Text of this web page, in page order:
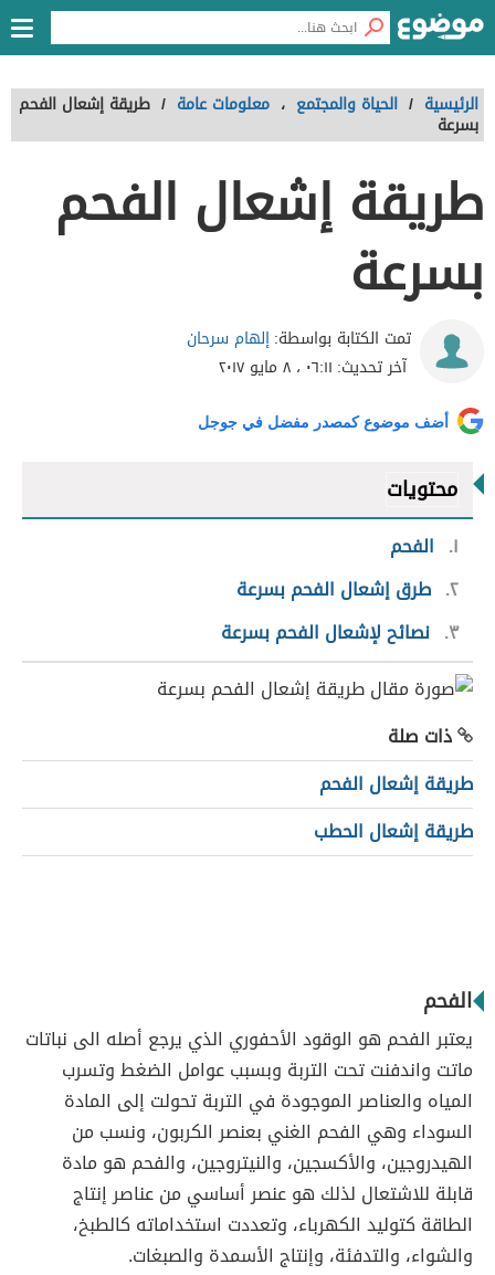
الرئيسية / الحياة والمجتمع ، معلومات عامة / طريقة إشعال الفحم
بسرعة
طريقة إشعال الفحم
بسرعة
تمت الكتابة بواسطة:إلهام سرحان
آخر تحديث: ٠٦:١١ ، ٨ مايو ٢٠١٧
أضف موضوع كمصدر مفضل في جوجل
محتويات
١
الفحم
٢ طرق إشعال الفحم بسرعة
٣ نصائح لإشعال الفحم بسرعة
ذات صلة
طريقة إشعال الفحم
طريقة إشعال الحطب
الفحم
يعتبر الفحم هو الوقود الأحفوري الذي يرجع أصله الى نباتات
ماتت واندفنت تحت التربة وبسبب عوامل الضغط وتسرب
المياه والعناصر الموجودة في التربة تحولت إلى المادة
السوداء وهي الفحم الغني بعنصر الكربون، ونسب من
الهيدروجين، والأكسجين، والنيتروجين، والفحم هو مادة
قابلة للاشتعال لذلك هو عنصر أساسي من عناصر إنتاج
الطاقة كتوليد الكهرباء، وتعددت استخداماته كالطبخ،
والشواء، والتدفئة، وإنتاج الأسمدة والصبغات.